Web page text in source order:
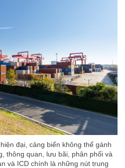
đại, cảng biển không thể gánh
thông quan, lưu bãi, phân phối và
và ICD chính là những nút trung